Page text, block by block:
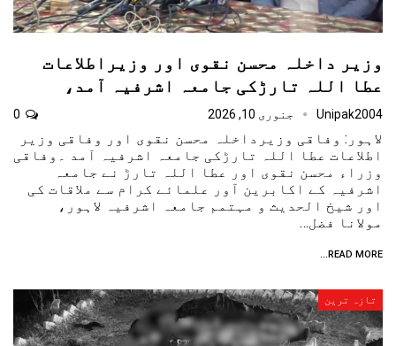
وزیر داخلہ محسن نقوی اور وزیراطلاعات
عطا اللہ تارڑکی جامعہ اشرفیہ آمد،
Unipak2004 جنوری 10, 2026
لاہور: وفاقی وزیرداخلہ محسن نقوی اور وفاقی وزیر
اطلاعات عطا اللہ تارڑکی جامعہ اشرفیہ آمد ۔وفاقی
وزراء محسن نقوی اور عطا اللہ تارڑ نے جامعہ
اشرفیہ کے اکابرین آور علمائے کرام سے ملاقات کی
اور شیخ الحدیث و مہتمم جامعہ اشرفیہ لاہور،
مولانا فضل…
READ MORE...
تازہ ترین